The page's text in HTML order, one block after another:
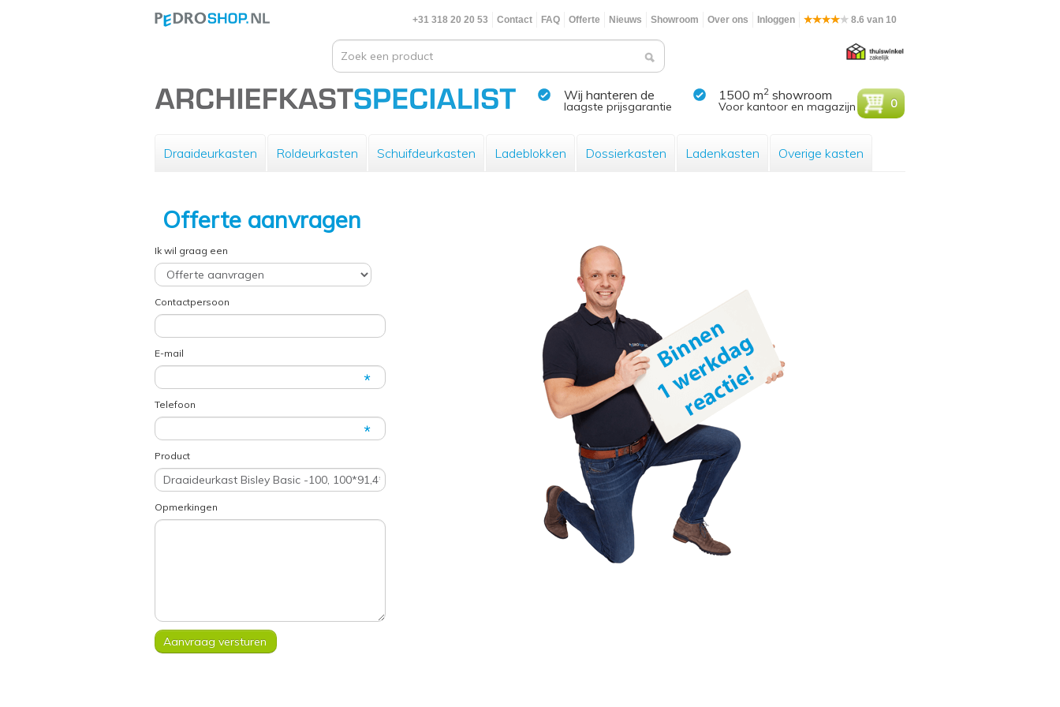
+31 318 20 20 53 Contact FAQ Offerte Nieuws Showroom Over ons Inloggen 8.6 van 10
Wij hanteren de
laagste prijsgarantie
1500 m2 showroom
Voor kantoor en magazijn 0
Draaideurkasten Roldeurkasten Schuifdeurkasten Ladeblokken Dossierkasten Ladenkasten Overige kasten
Offerte aanvragen
Ik wil graag een
Contactpersoon
E-mail
Telefoon
Product
Opmerkingen